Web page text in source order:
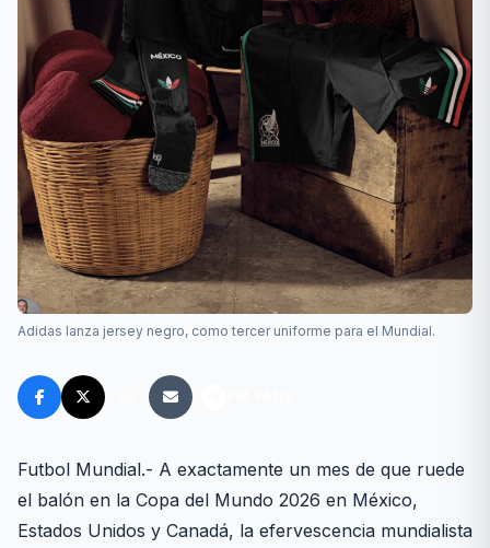
Adidas lanza jersey negro, como tercer uniforme para el Mundial.
Futbol Mundial.- A exactamente un mes de que ruede
el balón en la Copa del Mundo 2026 en México,
Estados Unidos y Canadá, la efervescencia mundialista